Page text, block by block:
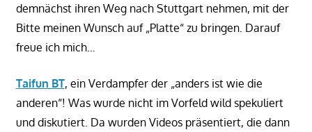
demnächst ihren Weg nach Stuttgart nehmen, mit der
Bitte meinen Wunsch auf „Platte“ zu bringen. Darauf
freue ich mich…
Taifun BT, ein Verdampfer der „anders ist wie die
anderen“! Was wurde nicht im Vorfeld wild spekuliert
und diskutiert. Da wurden Videos präsentiert, die dann